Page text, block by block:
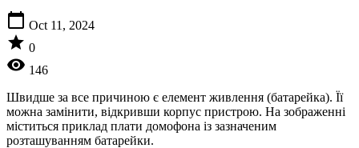
calendar_today Oct 11, 2024
star 0
visibility 146
Швидше за все причиною є елемент живлення (батарейка). Її
можна замінити, відкривши корпус пристрою. На зображенні
міститься приклад плати домофона із зазначеним
розташуванням батарейки.